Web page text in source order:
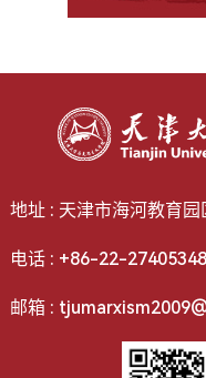
地址 : 天津市海河教育
电话 : +86-22-27405348
邮箱 :